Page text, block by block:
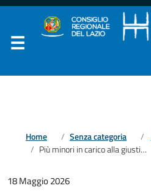
Home Senza categoria
Più minori in carico alla giustizia minorile: aumentati del 9% nel biennio 2023-2025
18 Maggio 2026